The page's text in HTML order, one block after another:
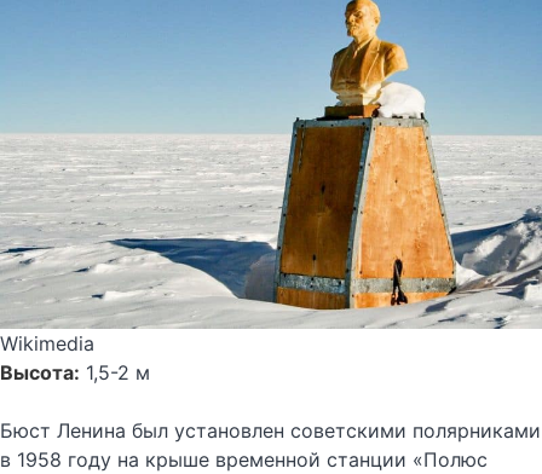
Wikimedia
Высота: 1,5-2 м
Бюст Ленина был установлен советскими полярниками
в 1958 году на крыше временной станции «Полюс